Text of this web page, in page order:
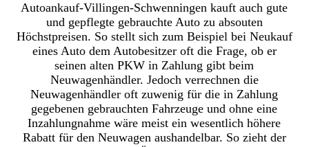
Autoankauf-Villingen-Schwenningen kauft auch gute
und gepflegte gebrauchte Auto zu absouten
Höchstpreisen. So stellt sich zum Beispiel bei Neukauf
eines Auto dem Autobesitzer oft die Frage, ob er
seinen alten PKW in Zahlung gibt beim
Neuwagenhändler. Jedoch verrechnen die
Neuwagenhändler oft zuwenig für die in Zahlung
gegebenen gebrauchten Fahrzeuge und ohne eine
Inzahlungnahme wäre meist ein wesentlich höhere
Rabatt für den Neuwagen aushandelbar. So zieht der